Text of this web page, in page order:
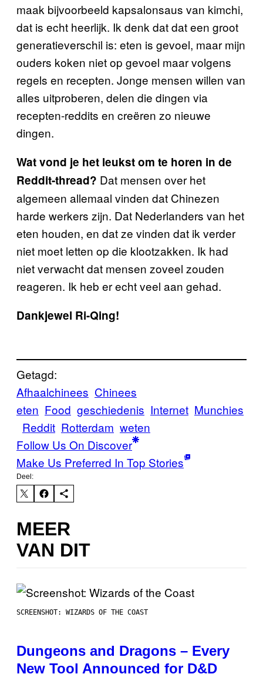
maak bijvoorbeeld kapsalonsaus van kimchi,
dat is echt heerlijk. Ik denk dat dat een groot
generatieverschil is: eten is gevoel, maar mijn
ouders koken niet op gevoel maar volgens
regels en recepten. Jonge mensen willen van
alles uitproberen, delen die dingen via
recepten-reddits en creëren zo nieuwe
dingen.
Wat vond je het leukst om te horen in de
Reddit-thread? Dat mensen over het
algemeen allemaal vinden dat Chinezen
harde werkers zijn. Dat Nederlanders van het
eten houden, en dat ze vinden dat ik verder
niet moet letten op die klootzakken. Ik had
niet verwacht dat mensen zoveel zouden
reageren. Ik heb er echt veel aan gehad.
Dankjewel Ri-Qing!
Getagd:
Afhaalchinees Chinees
eten Food geschiedenis Internet Munchies
Reddit Rotterdam weten
Follow Us On Discover
Make Us Preferred In Top Stories
Deel:
MEER
VAN DIT
SCREENSHOT: WIZARDS OF THE COAST
Dungeons and Dragons – Every
New Tool Announced for D&D